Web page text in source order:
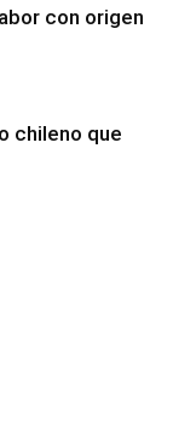
con origen
chileno que